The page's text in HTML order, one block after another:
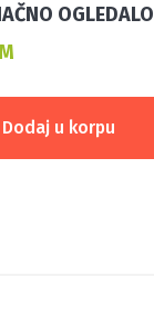
OGLEDALO
Dodaj u korpu